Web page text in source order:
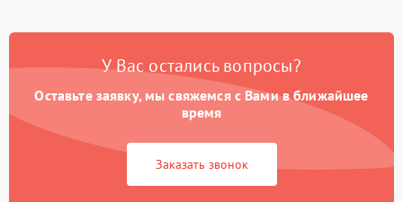
процессора
Повреждение внутренних
проводов
500 ₽
Неисправность Wi-
Fi/Bluetooth модуля
1500 ₽
У Вас остались вопросы?
Оставьте заявку, мы свяжемся с Вами в ближайшее
время
Заказать звонок